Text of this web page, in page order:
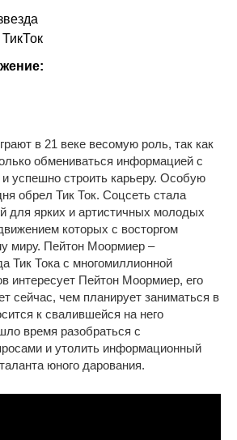
в 21 веке весомую роль, так как
обмениваться информацией с
успешно строить карьеру. Особую
обрел Тик Ток. Соцсеть стала
для ярких и артистичных молодых
которых с восторгом
миру. Пейтон Моормиер –
Тик Тока с многомиллионной
интересует Пейтон Моормиер, его
сейчас, чем планирует заниматься в
к свалившейся на него
время разобраться с
и утолить информационный
юного дарования.